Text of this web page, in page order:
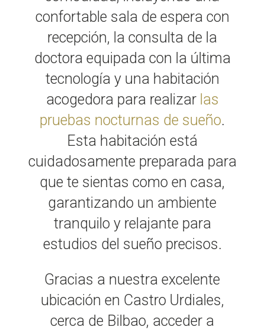
confortable sala de espera con
recepción, la consulta de la
doctora equipada con la última
tecnología y una habitación
acogedora para realizar las
pruebas nocturnas de sueño.
Esta habitación está
cuidadosamente preparada para
que te sientas como en casa,
garantizando un ambiente
tranquilo y relajante para
estudios del sueño precisos.
Gracias a nuestra excelente
ubicación en Castro Urdiales,
cerca de Bilbao, acceder a